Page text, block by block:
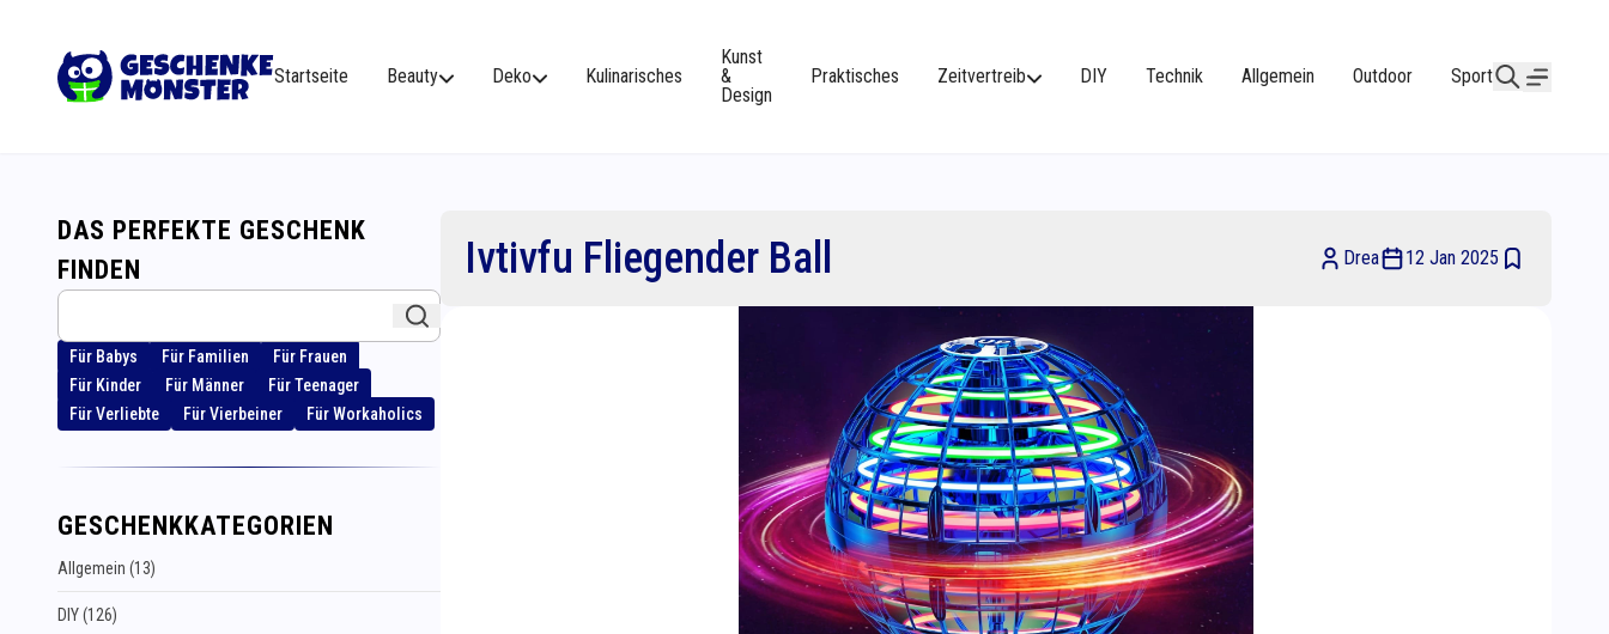
Startseite Beauty Deko Kulinarisches
Kunst
&
Design
Praktisches Zeitvertreib DIY Technik Allgemein Outdoor Sport
Ivtivfu Fliegender Ball Drea 12 Jan 2025
DAS PERFEKTE GESCHENK
FINDEN
Für Babys Für Familien
Für Frauen
Für Kinder
Für Männer
Für Teenager
Für Verliebte
Für Vierbeiner Für Workaholics
GESCHENKKATEGORIEN
Allgemein (13)
DIY (126)